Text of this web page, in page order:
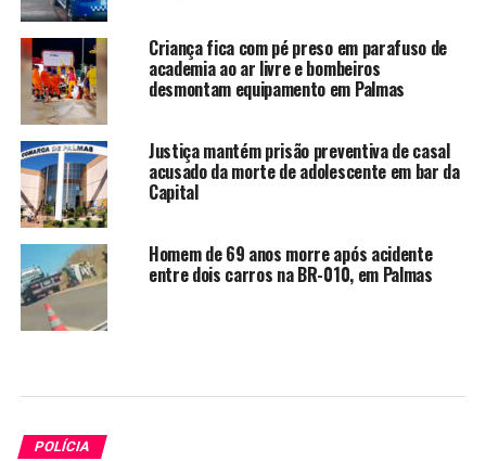
Criança fica com pé preso em parafuso de
academia ao ar livre e bombeiros
desmontam equipamento em Palmas
Justiça mantém prisão preventiva de casal
acusado da morte de adolescente em bar da
Capital
Homem de 69 anos morre após acidente
entre dois carros na BR-010, em Palmas
POLÍCIA